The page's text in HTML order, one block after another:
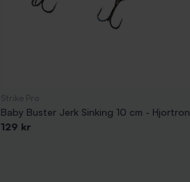
Baby Buster Jerk Sinking 10 cm - Hjortron
129 kr